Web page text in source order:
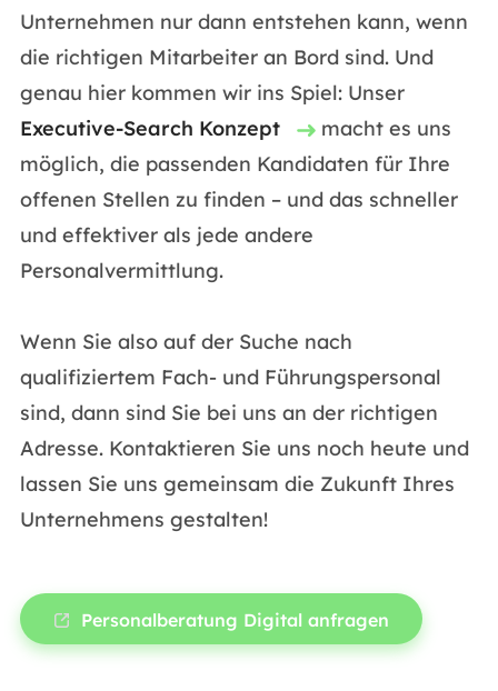
Unternehmen nur dann entstehen kann, wenn
die richtigen Mitarbeiter an Bord sind. Und
genau hier kommen wir ins Spiel: Unser
Executive-Search Konzept
macht es uns
möglich, die passenden Kandidaten für Ihre
offenen Stellen zu finden – und das schneller
und effektiver als jede andere
Personalvermittlung.
Wenn Sie also auf der Suche nach
qualifiziertem Fach- und Führungspersonal
sind, dann sind Sie bei uns an der richtigen
Adresse. Kontaktieren Sie uns noch heute und
lassen Sie uns gemeinsam die Zukunft Ihres
Unternehmens gestalten!
Personalberatung Digital anfragen